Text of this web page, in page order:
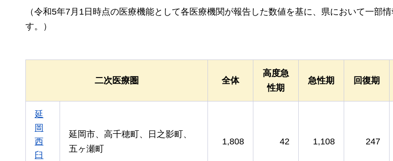
（令和5年7月1日時点の医療機能として各医療機関が報告した数値を基に、県において一部
す。）
二次医療圏 全体
高度急
性期
急性期 回復期
延
岡
西
臼
延岡市、高千穂町、日之影町、
五ヶ瀬町
1,808 42 1,108 247